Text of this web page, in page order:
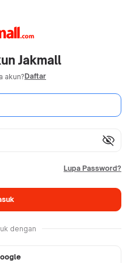
Jakmall
akun?Daftar
visibility_off
Lupa Password?
dengan